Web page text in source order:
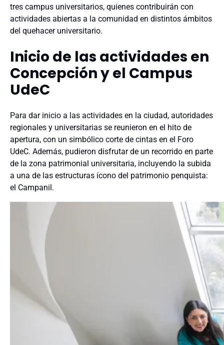
tres campus universitarios, quienes contribuirán con
actividades abiertas a la comunidad en distintos ámbitos
del quehacer universitario.
Inicio de las actividades en
Concepción y el Campus
UdeC
Para dar inicio a las actividades en la ciudad, autoridades
regionales y universitarias se reunieron en el hito de
apertura, con un simbólico corte de cintas en el Foro
UdeC. Además, pudieron disfrutar de un recorrido en parte
de la zona patrimonial universitaria, incluyendo la subida
a una de las estructuras ícono del patrimonio penquista:
el Campanil.